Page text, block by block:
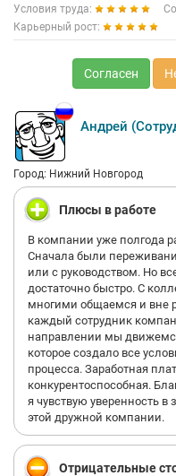
Условия труда:
Карьерный рост:
Согласен
Андрей
Город: Нижний Новгород
Плюсы в работе
В компании уже полгода
Сначала были
или с руководством. Но
достаточно быстро. С
многими общаемся и вне
каждый сотрудник
направлении мы
которое создало все
процесса. Заработная
конкурентоспособная.
я чувствую уверенность
этой дружной компании.
Отрицательные